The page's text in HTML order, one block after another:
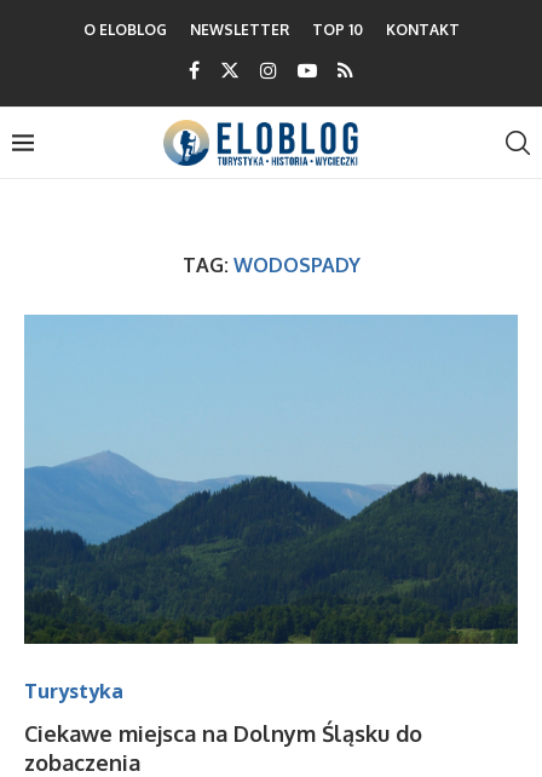
O ELOBLOG NEWSLETTER TOP 10 KONTAKT
TAG: WODOSPADY
Turystyka
Ciekawe miejsca na Dolnym Śląsku do
zobaczenia